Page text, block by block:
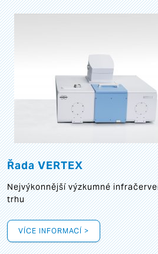
Řada VERTEX
Nejvýkonnější výzkumné
trhu
VÍCE INFORMACÍ >